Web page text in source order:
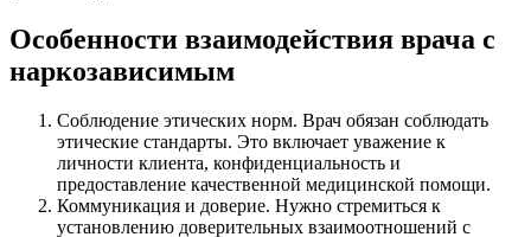
Особенности взаимодействия врача с
наркозависимым
Соблюдение этических норм. Врач обязан соблюдать
этические стандарты. Это включает уважение к
личности клиента, конфиденциальность и
предоставление качественной медицинской помощи.
Коммуникация и доверие. Нужно стремиться к
установлению доверительных взаимоотношений с